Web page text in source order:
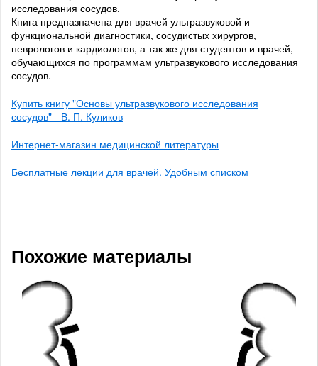
исследования сосудов.
Книга предназначена для врачей ультразвуковой и
функциональной диагностики, сосудистых хирургов,
неврологов и кардиологов, а так же для студентов и врачей,
обучающихся по программам ультразвукового исследования
сосудов.
Купить книгу "Основы ультразвукового исследования
сосудов" - В. П. Куликов
Интернет-магазин медицинской литературы
Бесплатные лекции для врачей. Удобным списком
Похожие материалы